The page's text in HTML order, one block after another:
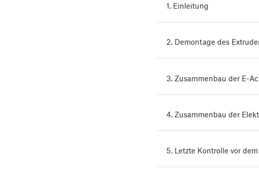
1. Einleitung
2. Demontage des
3. Zusammenbau der E-
4. Zusammenbau der
5. Letzte Kontrolle vor